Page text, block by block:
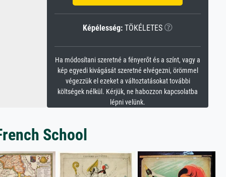
Képélesség: TÖKÉLETES
Ha módosítani szeretné a fényerőt és a színt, vagy a
kép egyedi kivágását szeretné elvégezni, örömmel
végezzük el ezeket a változtatásokat további
költségek nélkül. Kérjük, ne habozzon kapcsolatba
lépni velünk.
School